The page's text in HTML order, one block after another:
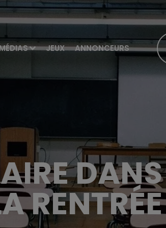
JEUX ANNONCEURS